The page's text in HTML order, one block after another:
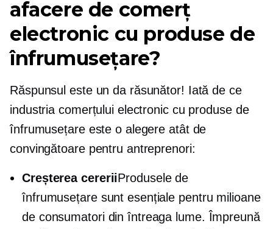
afacere de comerț
electronic cu produse de
înfrumusețare?
Răspunsul este un da răsunător! Iată de ce
industria comerțului electronic cu produse de
înfrumusețare este o alegere atât de
convingătoare pentru antreprenori:
Creșterea cereriiProdusele de
înfrumusețare sunt esențiale pentru milioane
de consumatori din întreaga lume. Împreună